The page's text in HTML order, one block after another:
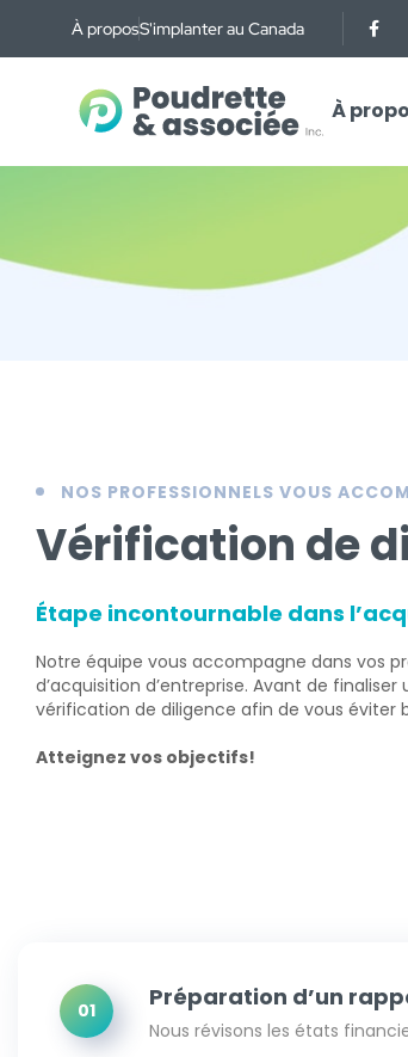
À proposS'implanter au Canada
À
NOS PROFESSIONNELS VOUS
Vérification de
Étape incontournable dans
Notre équipe vous accompagne dans vos
d’acquisition d’entreprise. Avant de
vérification de diligence afin de vous éviter
Atteignez vos objectifs!
01 Préparation d’un
Nous révisons les états